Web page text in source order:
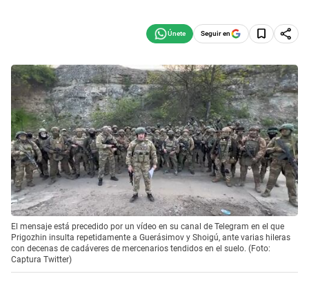
Seguir en
El mensaje está precedido por un vídeo en su canal de Telegram en el que
Prigozhin insulta repetidamente a Guerásimov y Shoigú, ante varias hileras
con decenas de cadáveres de mercenarios tendidos en el suelo. (Foto:
Captura Twitter)